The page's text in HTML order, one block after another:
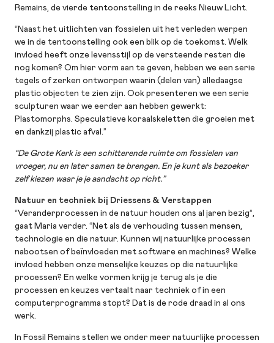
Remains, de vierde tentoonstelling in de reeks Nieuw Licht.
“Naast het uitlichten van fossielen uit het verleden werpen
we in de tentoonstelling ook een blik op de toekomst. Welk
invloed heeft onze levensstijl op de versteende resten die
nog komen? Om hier vorm aan te geven, hebben we een serie
tegels of zerken ontworpen waarin (delen van) alledaagse
plastic objecten te zien zijn. Ook presenteren we een serie
sculpturen waar we eerder aan hebben gewerkt:
Plastomorphs. Speculatieve koraalskeletten die groeien met
en dankzij plastic afval.”
“De Grote Kerk is een schitterende ruimte om fossielen van
vroeger, nu en later samen te brengen. En je kunt als bezoeker
zelf kiezen waar je je aandacht op richt.”
Natuur en techniek bij Driessens & Verstappen
“Veranderprocessen in de natuur houden ons al jaren bezig”,
gaat Maria verder. “Net als de verhouding tussen mensen,
technologie en die natuur. Kunnen wij natuurlijke processen
nabootsen of beïnvloeden met software en machines? Welke
invloed hebben onze menselijke keuzes op die natuurlijke
processen? En welke vormen krijg je terug als je die
processen en keuzes vertaalt naar techniek of in een
computerprogramma stopt? Dat is de rode draad in al ons
werk.
In Fossil Remains stellen we onder meer natuurlijke processen